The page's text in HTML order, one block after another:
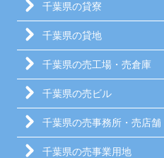
千葉県の貸寮
千葉県の貸地
千葉県の売工場・売倉庫
千葉県の売ビル
千葉県の売事務所・売店舗
千葉県の売事業用地